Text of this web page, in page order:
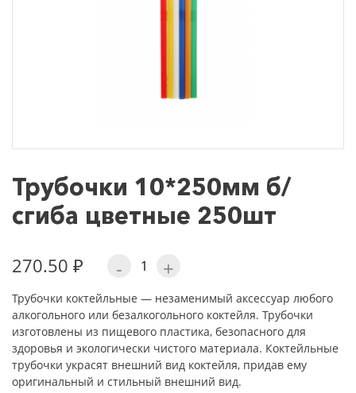
Трубочки 10*250мм б/
сгиба цветные 250шт
270.50 ₽ - +
Трубочки коктейльные — незаменимый аксессуар любого
алкогольного или безалкогольного коктейля. Трубочки
изготовлены из пищевого пластика, безопасного для
здоровья и экологически чистого материала. Коктейльные
трубочки украсят внешний вид коктейля, придав ему
оригинальный и стильный внешний вид.